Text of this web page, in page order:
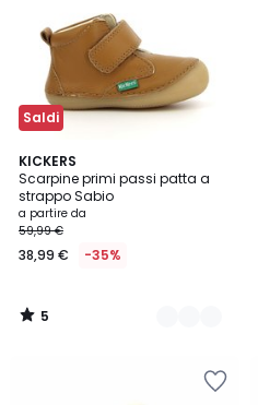
Saldi
KICKERS
Scarpine primi passi patta a
strappo Sabio
a partire da
59,99 €
38,99 € -35%
5
/
5
2
Colori
5
/